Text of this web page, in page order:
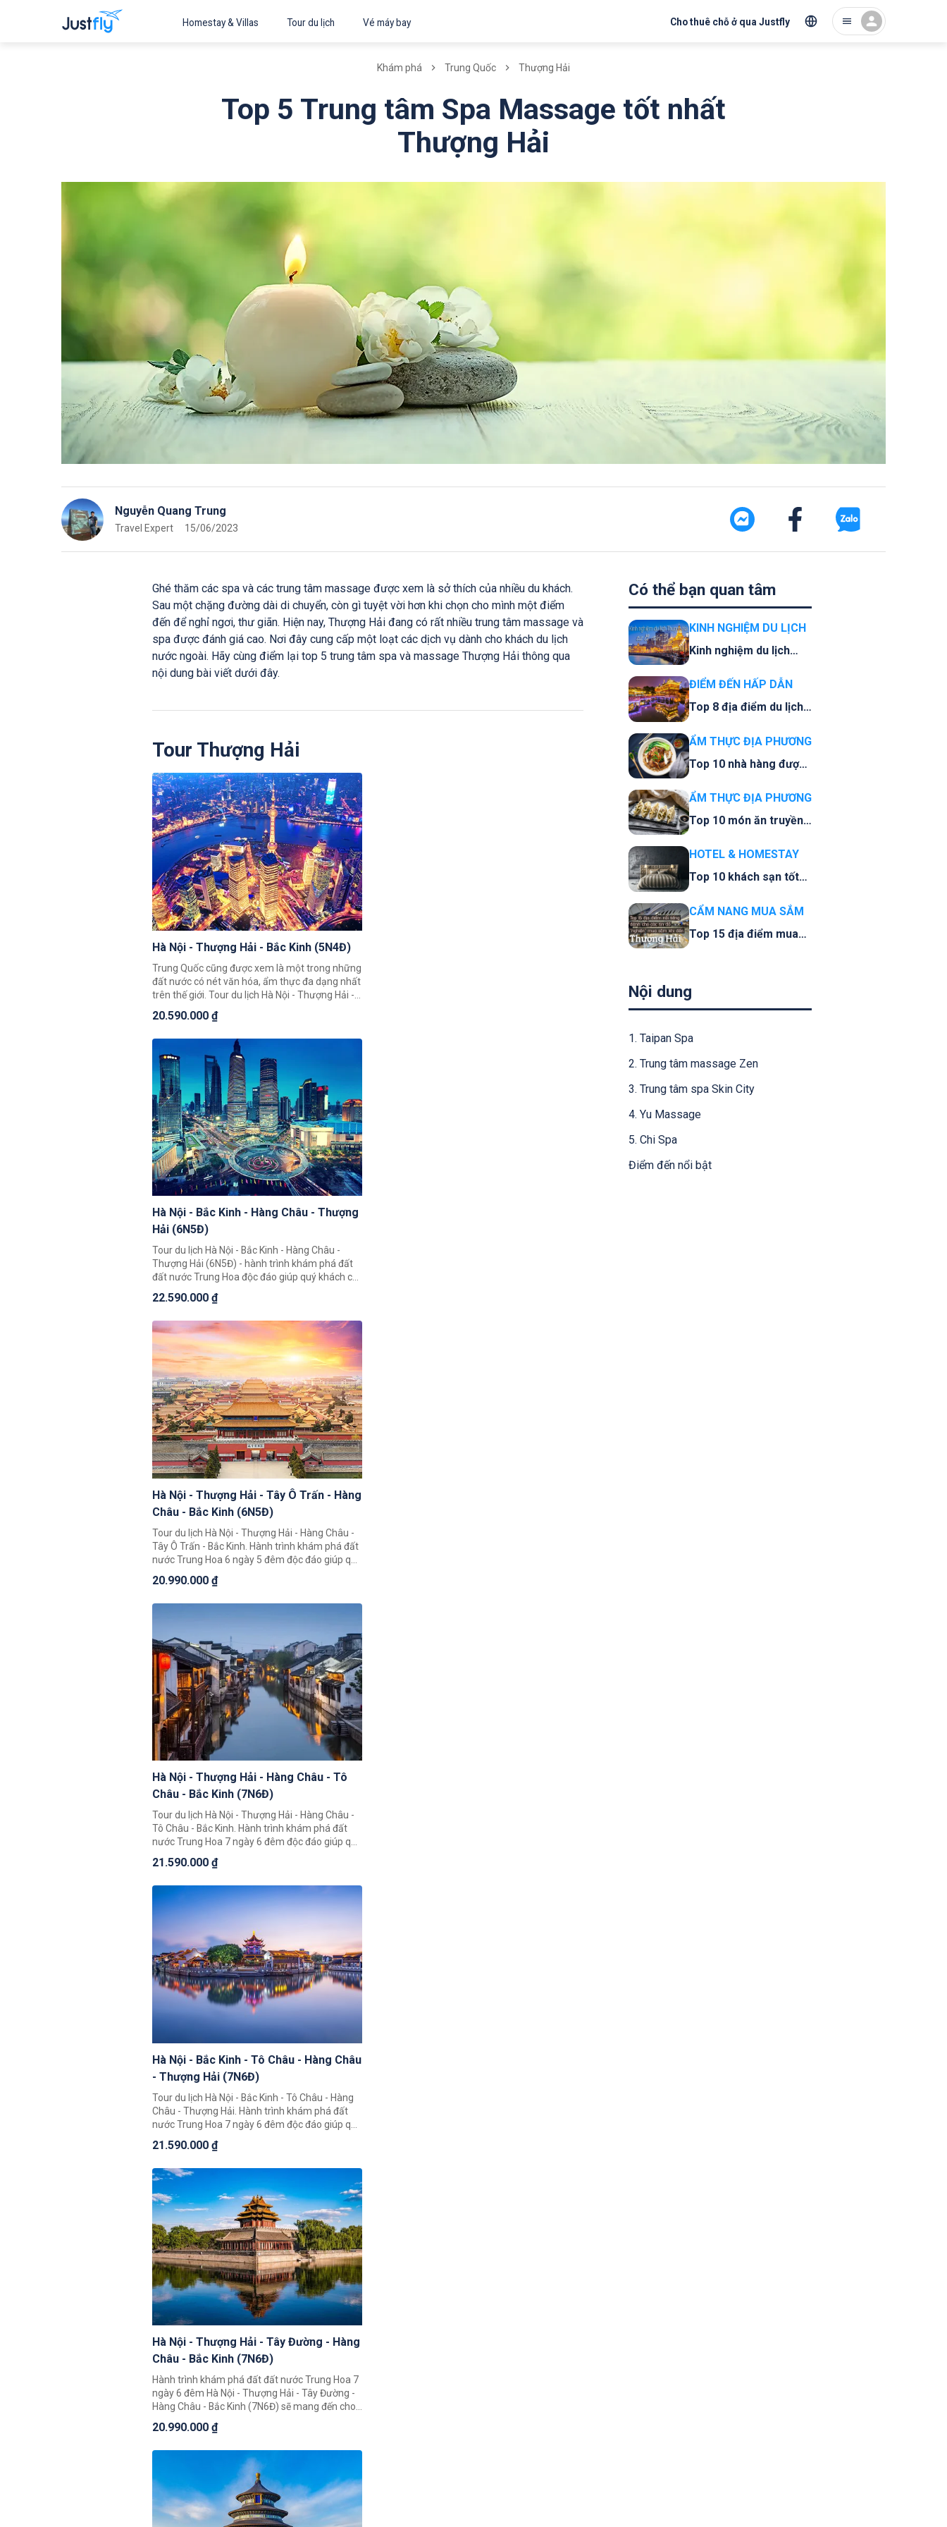
Homestay & Villas Tour du lịch Vé máy bay Cho thuê chỗ ở qua Justfly
Khám phá Trung Quốc Thượng Hải
Top 5 Trung tâm Spa Massage tốt nhất
Thượng Hải
Nguyễn Quang Trung
Travel Expert 15/06/2023
Ghé thăm các spa và các trung tâm massage được xem là sở thích của nhiều du khách.
Sau một chặng đường dài di chuyển, còn gì tuyệt vời hơn khi chọn cho mình một điểm
đến để nghỉ ngơi, thư giãn. Hiện nay, Thượng Hải đang có rất nhiều trung tâm massage và
spa được đánh giá cao. Nơi đây cung cấp một loạt các dịch vụ dành cho khách du lịch
nước ngoài. Hãy cùng điểm lại top 5 trung tâm spa và massage Thượng Hải thông qua
nội dung bài viết dưới đây.
Tour Thượng Hải
Hà Nội - Thượng Hải - Bắc Kinh (5N4Đ)
Trung Quốc cũng được xem là một trong những
đất nước có nét văn hóa, ẩm thực đa dạng nhất
trên thế giới. Tour du lịch Hà Nội - Thượng Hải -
khách trải nghiệm độc đáo giúp quý khách có
Hoa với những cảnh đẹp thiên nhiên hùng vĩ
cùng nền văn hoá và với bề dày lịch sử bậc nhất
Châu Á.
20.590.000 ₫
Hà Nội - Bắc Kinh - Hàng Châu - Thượng
Hải (6N5Đ)
Tour du lịch Hà Nội - Bắc Kinh - Hàng Châu -
Thượng Hải (6N5Đ) - hành trình khám phá đất
đất nước Trung Hoa độc đáo giúp quý khách có
Hoa rộng lớn, khám phá một loạt 3 thành phố
22.590.000 ₫
Hà Nội - Thượng Hải - Tây Ô Trấn - Hàng
Châu - Bắc Kinh (6N5Đ)
Tour du lịch Hà Nội - Thượng Hải - Hàng Châu -
Tây Ô Trấn - Bắc Kinh. Hành trình khám phá đất
nước Trung Hoa 6 ngày 5 đêm độc đáo giúp quý
Trung Hoa với những cảnh đẹp thiên nhiên hùng
20.990.000 ₫
Hà Nội - Thượng Hải - Hàng Châu - Tô
Châu - Bắc Kinh (7N6Đ)
Tour du lịch Hà Nội - Thượng Hải - Hàng Châu -
Tô Châu - Bắc Kinh. Hành trình khám phá đất
nước Trung Hoa 7 ngày 6 đêm độc đáo giúp quý
Trung Hoa rộng lớn, khám phá một loạt 4 thành
Châu, Tô Châu.
21.590.000 ₫
Hà Nội - Bắc Kinh - Tô Châu - Hàng Châu
- Thượng Hải (7N6Đ)
Tour du lịch Hà Nội - Bắc Kinh - Tô Châu - Hàng
Châu - Thượng Hải. Hành trình khám phá đất
nước Trung Hoa 7 ngày 6 đêm độc đáo giúp quý
Trung Hoa rộng lớn, khám phá một loạt 4 thành
Châu, Tô Châu.
21.590.000 ₫
Hà Nội - Thượng Hải - Tây Đường - Hàng
Châu - Bắc Kinh (7N6Đ)
Hành trình khám phá đất đất nước Trung Hoa 7
ngày 6 đêm Hà Nội - Thượng Hải - Tây Đường -
Hàng Châu - Bắc Kinh (7N6Đ) sẽ mang đến cho
hành trình này du khách có thể chiêm ngưỡng
phá một loạt 4 thành phố nổi tiếng là Bắc Kinh,
Thượng Hải, Hàng Châu, Tây Đường.
20.990.000 ₫
Có thể bạn quan tâm
KINH NGHIỆM DU LỊCH
Kinh nghiệm du lịch
từ A đến Z
ĐIỂM ĐẾN HẤP DẪN
Top 8 địa điểm du lịch
Hải, Trung Quốc
ẨM THỰC ĐỊA PHƯƠNG
Top 10 nhà hàng được
Hải
ẨM THỰC ĐỊA PHƯƠNG
Top 10 món ăn truyền
HOTEL & HOMESTAY
Top 10 khách sạn tốt
CẨM NANG MUA SẮM
Top 15 địa điểm mua
Nội dung
1. Taipan Spa
2. Trung tâm massage Zen
3. Trung tâm spa Skin City
4. Yu Massage
5. Chi Spa
Điểm đến nổi bật